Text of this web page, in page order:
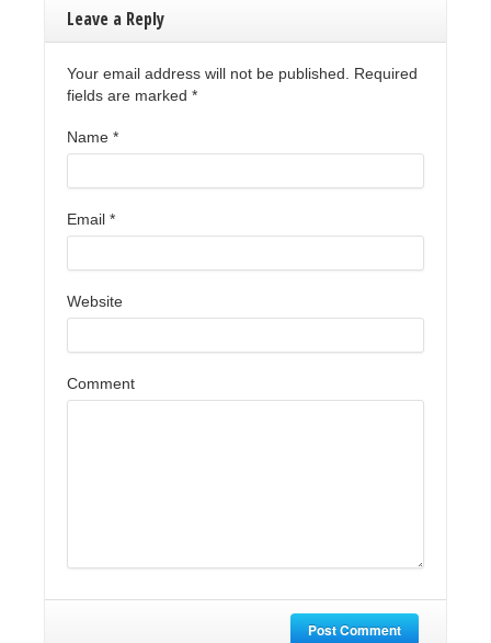
Leave a Reply
Your email address will not be published. Required
fields are marked *
Name *
Email *
Website
Comment
Post Comment